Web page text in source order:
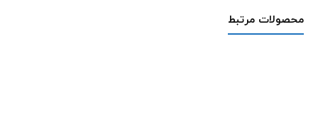
محصولات مرتبط